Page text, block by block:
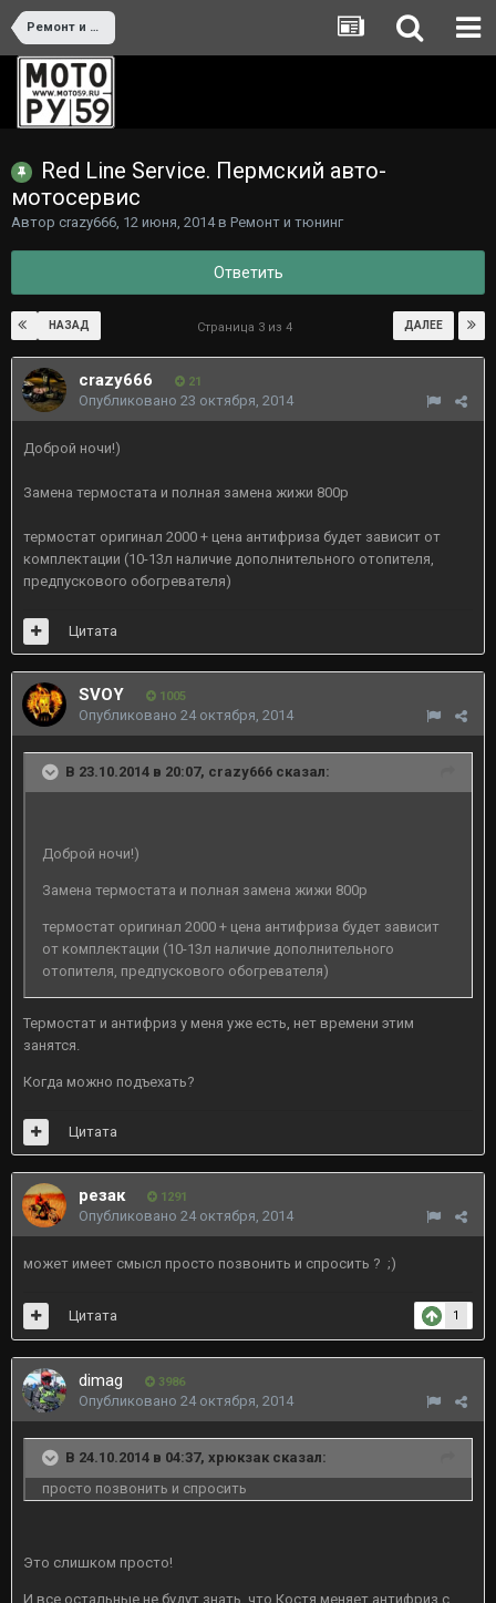
Ремонт и тюнинг
Red Line Service. Пермский авто-
мотосервис
Автор crazy666, 12 июня, 2014в Ремонт и тюнинг
Ответить
НАЗАД ДАЛЕЕ
Страница 3 из 4
crazy666 21
Опубликовано 23 октября, 2014
Доброй ночи!)
Замена термостата и полная замена жижи 800р
термостат оригинал 2000 + цена антифриза будет зависит от
комплектации (10-13л наличие дополнительного отопителя,
предпускового обогревателя)
Цитата
SVOY 1005
Опубликовано 24 октября, 2014
В 23.10.2014 в 20:07, crazy666 сказал:
Доброй ночи!)
Замена термостата и полная замена жижи 800р
термостат оригинал 2000 + цена антифриза будет зависит
от комплектации (10-13л наличие дополнительного
отопителя, предпускового обогревателя)
Термостат и антифриз у меня уже есть, нет времени этим
занятся.
Когда можно подъехать?
Цитата
резак 1291
Опубликовано 24 октября, 2014
может имеет смысл просто позвонить и спросить ? ;)
1
Цитата
dimag 3986
Опубликовано 24 октября, 2014
В 24.10.2014 в 04:37, хрюкзак сказал:
просто позвонить и спросить
Это слишком просто!
И все остальные не будут знать, что Костя меняет антифриз с